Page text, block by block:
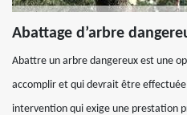
Abattage d’arbre
Abattre un arbre dangereux est une
accomplir et qui devrait être effectuée
intervention qui exige une prestation